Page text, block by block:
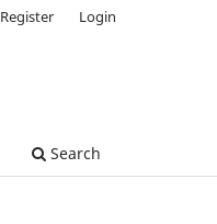
Search
Register Login